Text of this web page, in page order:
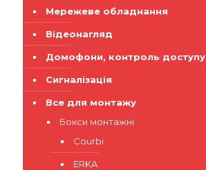
Мережеве обладнання
Відеонагляд
Домофони, контроль доступу
Сигналізація
Все для монтажу
Бокси монтажні
Courbi
ERKA